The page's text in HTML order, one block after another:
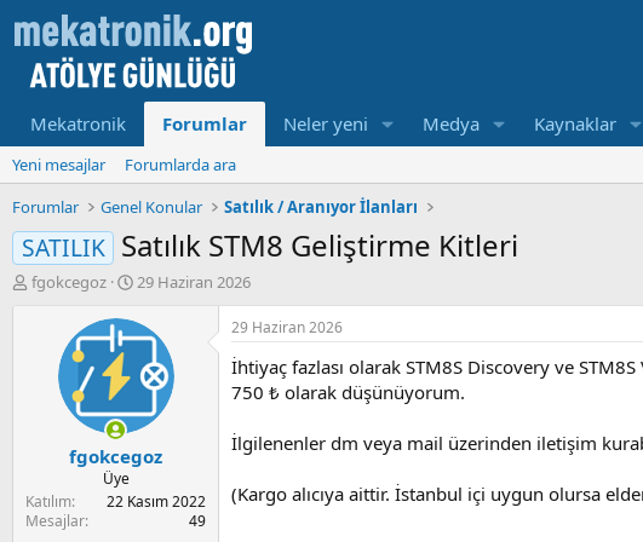
Mekatronik Forumlar Neler yeni Medya Kaynaklar
Yeni mesajlar
Forumlarda ara
Forumlar
Genel Konular Satılık / Aranıyor İlanları
SATILIK Satılık STM8 Geliştirme Kitleri
K
a
t
fgokcegoz
B
ş
l
a
m
a
t
a
i
29 Haziran 2026
fgokcegoz
Üye
Katılım
22 Kasım 2022
Mesajlar
49
29 Haziran 2026
İhtiyaç fazlası olarak STM8S Discovery ve
750 ₺ olarak düşünüyorum.
İlgilenenler dm veya mail üzerinden iletişim
(Kargo alıcıya aittir. İstanbul içi uygun olursa